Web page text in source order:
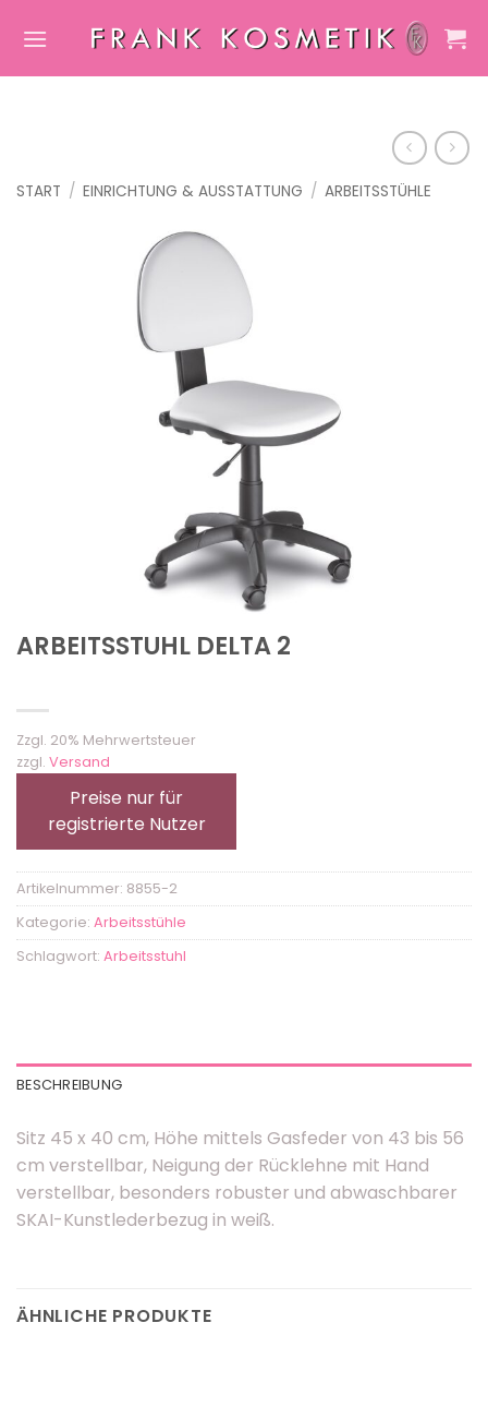
Inhalt
START / EINRICHTUNG & AUSSTATTUNG / ARBEITSSTÜHLE
ARBEITSSTUHL DELTA 2
Zzgl. 20% Mehrwertsteuer
zzgl. Versand
Preise nur für
registrierte Nutzer
Artikelnummer: 8855-2
Kategorie: Arbeitsstühle
Schlagwort: Arbeitsstuhl
BESCHREIBUNG
Sitz 45 x 40 cm, Höhe mittels Gasfeder von 43 bis 56
cm verstellbar, Neigung der Rücklehne mit Hand
verstellbar, besonders robuster und abwaschbarer
SKAI-Kunstlederbezug in weiß.
ÄHNLICHE PRODUKTE